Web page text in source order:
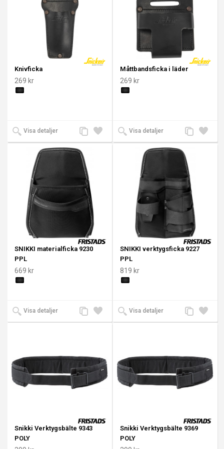
Knivficka
269 kr
Visa detaljer
Lägg
till i
Lägg
till
jämförelse
Måttbandsficka i läder
269 kr
Visa detaljer
Lägg
till i
Lägg
till
SNIKKI materialficka 9230
PPL
669 kr
Visa detaljer
Lägg
till i
Lägg
till
SNIKKI verktygsficka 9227
PPL
819 kr
Visa detaljer
Lägg
till i
Lägg
till
Snikki Verktygsbälte 9343
POLY
Snikki Verktygsbälte 9369
POLY